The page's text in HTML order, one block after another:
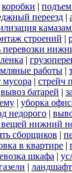
коробки |
переезд |
строений |
перевозки
|
работы |
мусора | стрейч
вывоз батарей |
| уборка
недорого |
вещей нижний
сборщиков |
в квартире |
шкафа |
|